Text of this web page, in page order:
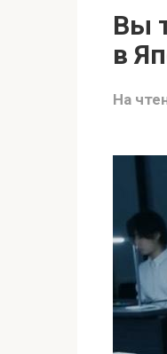
Вы
в
На